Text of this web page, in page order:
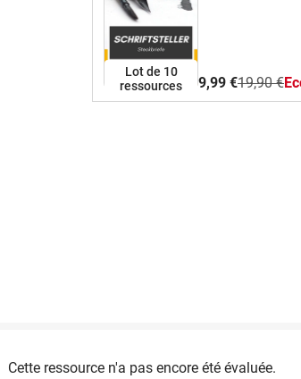
Lot de 10
ressources
9,99 €19,90 €
Cette ressource n'a pas encore été évaluée.